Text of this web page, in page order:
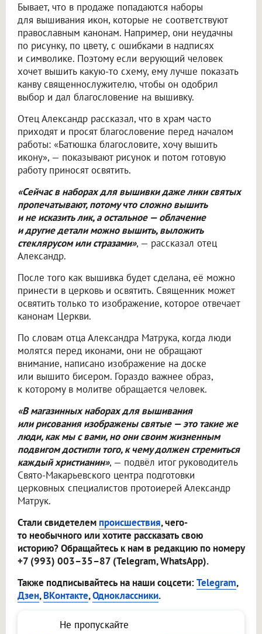
Бывает, что в продаже попадаются наборы
для вышивания икон, которые не соответствуют
православным канонам. Например, они неудачны
по рисунку, по цвету, с ошибками в надписях
и символике. Поэтому если верующий человек
хочет вышить какую-то схему, ему лучше показать
канву священнослужителю, чтобы он одобрил
выбор и дал благословение на вышивку.
Отец Александр рассказал, что в храм часто
приходят и просят благословение перед началом
работы: «Батюшка благословите, хочу вышить
икону», — показывают рисунок и потом готовую
работу приносят освятить.
«Сейчас в наборах для вышивки даже лики святых
пропечатывают, потому что сложно вышить
и не исказить лик, а остальное — облачение
и другие детали можно вышить, выложить
стеклярусом или стразами», — рассказал отец
Александр.
После того как вышивка будет сделана, её можно
принести в церковь и освятить. Священник может
освятить только то изображение, которое отвечает
канонам Церкви.
По словам отца Александра Матрука, когда люди
молятся перед иконами, они не обращают
внимание, написано изображение на доске
или вышито бисером. Гораздо важнее образ,
к которому в молитве обращается человек.
«В магазинных наборах для вышивания
или рисования изображены святые — это такие же
люди, как мы с вами, но они своим жизненным
подвигом достигли того, к чему должен стремиться
каждый христианин», — подвёл итог руководитель
Свято-Макарьевского центра подготовки
церковных специалистов протоиерей Александр
Матрук.
Стали свидетелем происшествия, чего-
то необычного или хотите рассказать свою
историю? Обращайтесь к нам в редакцию по номеру
+7 (993) 003–35–87 (Telegram, WhatsApp).
Также подписывайтесь на наши соцсети:Telegram,
Дзен,ВКонтакте,Одноклассники.
Не пропускайте